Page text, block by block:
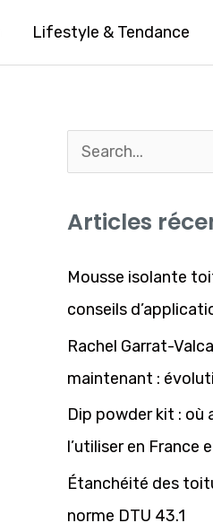
Lifestyle & Tendance
c
e
r
c
h
e
r
:
Articles
Mousse isolante
conseils
Rachel Garrat-
maintenant :
Dip powder kit :
l’utiliser en France
Étanchéité des
norme DTU 43.1